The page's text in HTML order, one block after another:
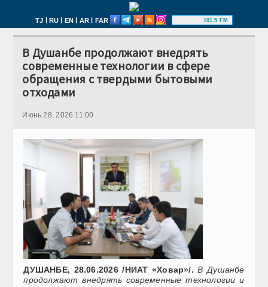
TJ | RU | EN | AR | FAR 101.5 FM
В Душанбе продолжают внедрять
современные технологии в сфере
обращения с твердыми бытовыми
отходами
Июнь 28, 2026 11:00
ДУШАНБЕ, 28.06.2026 /НИАТ «Ховар»/. В Душанбе
продолжаютвнедрять современные технологии и